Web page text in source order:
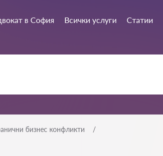
в София Всички услуги Статии
бизнес конфликти